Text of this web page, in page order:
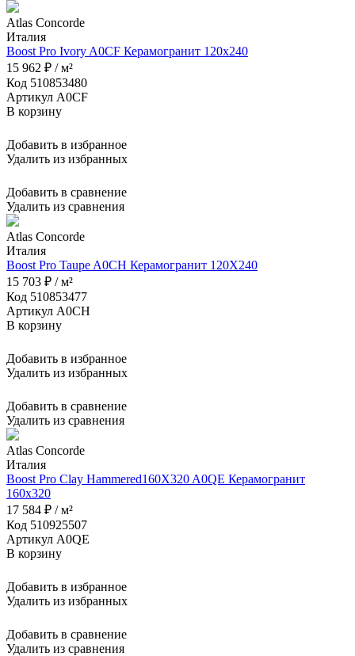
Atlas Concorde
Италия
Boost Pro Ivory A0CF Керамогранит 120x240
15 962 ₽ / м²
Код 510853480
Артикул A0CF
В корзину
Добавить в избранное
Удалить из избранных
Добавить в сравнение
Удалить из сравнения
Atlas Concorde
Италия
Boost Pro Taupe A0CH Керамогранит 120X240
15 703 ₽ / м²
Код 510853477
Артикул A0CH
В корзину
Добавить в избранное
Удалить из избранных
Добавить в сравнение
Удалить из сравнения
Atlas Concorde
Италия
Boost Pro Clay Hammered160X320 A0QE Керамогранит
160x320
17 584 ₽ / м²
Код 510925507
Артикул A0QE
В корзину
Добавить в избранное
Удалить из избранных
Добавить в сравнение
Удалить из сравнения